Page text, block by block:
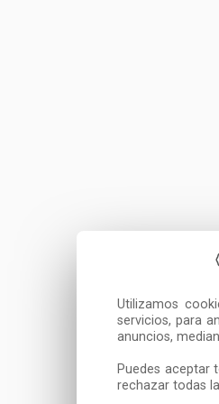
Utilizamos
servicios, para
anuncios,
Puedes aceptar
rechazar todas